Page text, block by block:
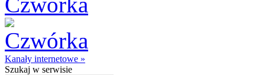
Kanały internetowe »
Szukaj w serwisie